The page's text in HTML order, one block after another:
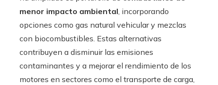
menor impacto ambiental, incorporando
opciones como gas natural vehicular y mezclas
con biocombustibles. Estas alternativas
contribuyen a disminuir las emisiones
contaminantes y a mejorar el rendimiento de los
motores en sectores como el transporte de carga,